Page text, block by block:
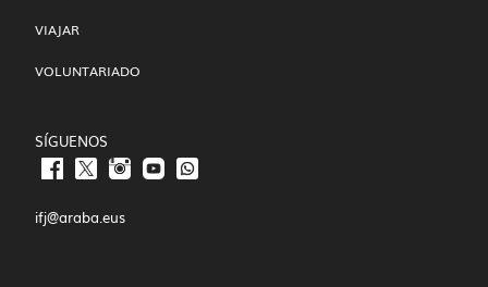
VIAJAR
VOLUNTARIADO
SÍGUENOS
ifj@araba.eus